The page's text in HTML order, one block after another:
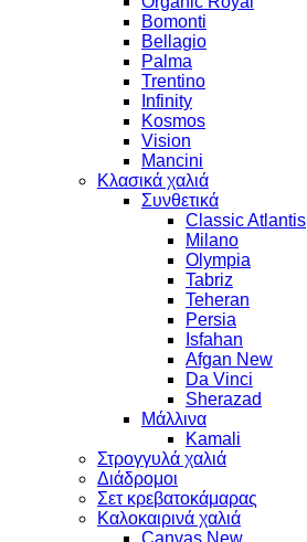
Bomonti
Bellagio
Palma
Trentino
Infinity
Kosmos
Vision
Mancini
Κλασικά χαλιά
Συνθετικά
Classic Atlantis
Milano
Olympia
Tabriz
Teheran
Persia
Isfahan
Afgan New
Da Vinci
Sherazad
Μάλλινα
Kamali
Στρογγυλά χαλιά
Διάδρομοι
Σετ κρεβατοκάμαρας
Καλοκαιρινά χαλιά
Canvas New